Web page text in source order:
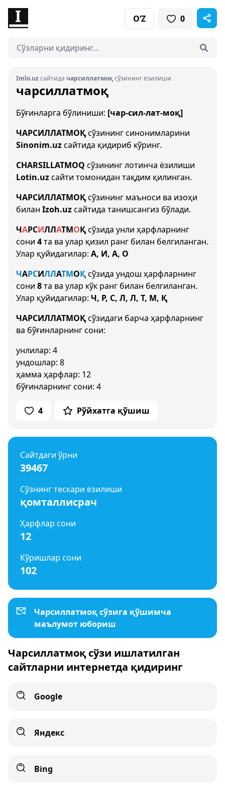
O‘Z 0
Imlo.uzсайтида чарсиллатмоқсўзининг ёзилиши
чарсиллатмоқ
Бўғинларга бўлиниши: [чар-сил-лат-моқ]
ЧАРСИЛЛАТМОҚсўзининг синонимларини
Sinonim.uzсайтида қидириб кўринг.
CHARSILLATMOQ сўзининг лотинча ёзилиши
Lotin.uzсайти томонидан тақдим қилинган.
ЧАРСИЛЛАТМОҚсўзининг маъноси ва изоҳи
билан Izoh.uzсайтида танишсангиз бўлади.
ЧАРСИЛЛАТМОҚсўзида унли ҳарфларнинг
сони 4та ва улар қизил ранг билан белгиланган.
Улар қуйидагилар: А, И, А, О
ЧАРСИЛЛАТМОҚсўзида ундош ҳарфларнинг
сони 8та ва улар кўк ранг билан белгиланган.
Улар қуйидагилар: Ч, Р, С, Л, Л, Т, М, Қ
ЧАРСИЛЛАТМОҚсўзидаги барча ҳарфларнинг
ва бўғинларнинг сони:
унлилар: 4
ундошлар: 8
ҳамма ҳарфлар: 12
бўғинларнинг сони: 4
4 Рўйхатга қўшиш
Сайтдаги ўрни
39467
Сўзнинг тескари ёзилиши
қомталлисрач
Ҳарфлар сони
12
Кўришлар сони
102
Чарсиллатмоқ сўзига қўшимча
маълумот юбориш
Чарсиллатмоқ сўзи ишлатилган
сайтларни интернетда қидиринг
Google
Яндекс
Bing